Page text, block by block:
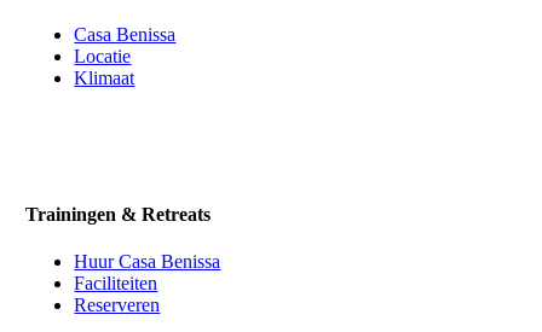
Casa Benissa
Locatie
Klimaat
Trainingen & Retreats
Huur Casa Benissa
Faciliteiten
Reserveren